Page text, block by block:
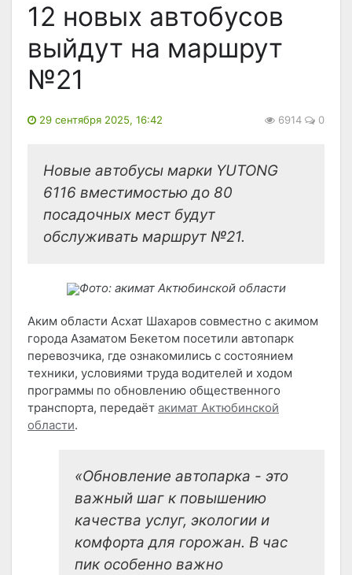
12 новых автобусов
выйдут на маршрут
№21
29 сентября 2025, 16:42 6914 0
Новые автобусы марки YUTONG
6116 вместимостью до 80
посадочных мест будут
обслуживать маршрут №21.
Фото: акимат Актюбинской области
Аким области Асхат Шахаров совместно с акимом
города Азаматом Бекетом посетили автопарк
перевозчика, где ознакомились с состоянием
техники, условиями труда водителей и ходом
программы по обновлению общественного
транспорта, передаёт акимат Актюбинской
области.
«Обновление автопарка - это
важный шаг к повышению
качества услуг, экологии и
комфорта для горожан. В час
пик особенно важно